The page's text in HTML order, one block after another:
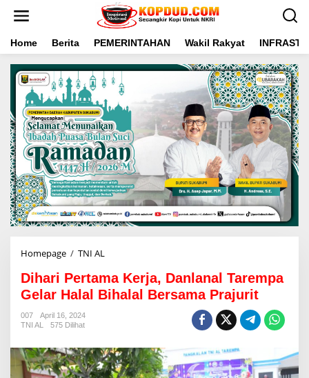
t
Home Berita PEMERINTAHAN Wakil Rakyat
Homepage / TNI AL
h
a
r
r
t
Dihari Pertama Kerja, Danlanal Tarempa
Gelar Halal Bihalal Bersama Prajurit
007
April 16, 2024
TNI AL
575 Dilihat